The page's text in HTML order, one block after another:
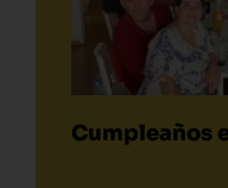
Cumpleaños